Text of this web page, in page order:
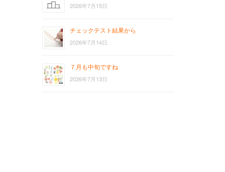
2026年7月15日
チェックテスト結果から
2026年7月14日
７月も中旬ですね
2026年7月13日